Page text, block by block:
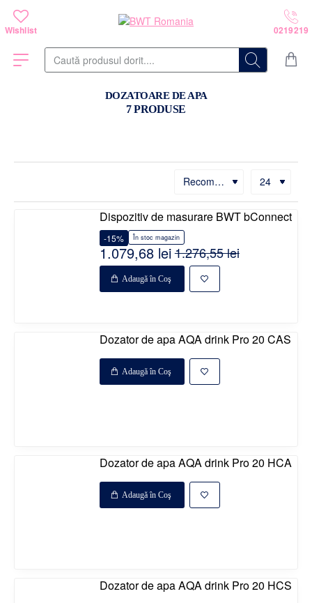
Caută
DOZATOARE DE APA
7 PRODUSE
Dispozitiv de masurare BWT bConnect
În stoc magazin
-15%
1.079,68 lei1.276,55 lei
Adaugă în Coş
Dozator de apa AQA drink Pro 20 CAS
Adaugă în Coş
Dozator de apa AQA drink Pro 20 HCA
Adaugă în Coş
Dozator de apa AQA drink Pro 20 HCS